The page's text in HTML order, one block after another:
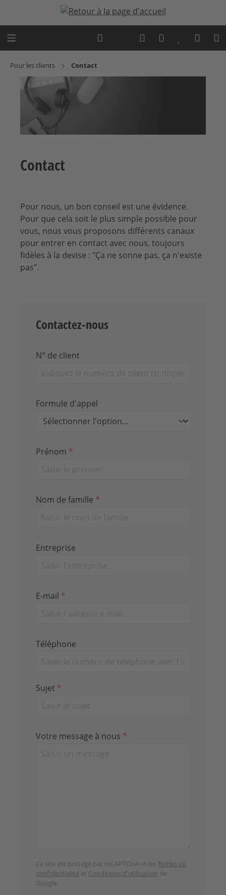
Passer au contenu principal
Expert advice
Pour les clients Contact
Contact
Pour nous, un bon conseil est une évidence.
Pour que cela soit le plus simple possible pour
vous, nous vous proposons différents canaux
pour entrer en contact avec nous, toujours
fidèles à la devise : "Ça ne sonne pas, ça n'existe
pas".
Contactez-nous
N° de client
Formule d'appel
Prénom *
Nom de famille *
Entreprise
E-mail *
Téléphone
Sujet *
Votre message à nous *
Ce site est protégé par reCAPTCHA et les Règles de
confidentialité et Conditions d'utilisation de
Google.